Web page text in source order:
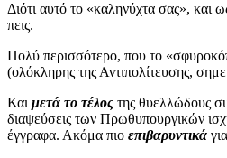
Διότι αυτό το «καληνύχτα σας», και
πεις.
Πολύ περισσότερο, που το
(ολόκληρης της Αντιπολίτευσης,
Και μετά το τέλος της θυελλώδους
διαψεύσεις των Πρωθυπουργικών
έγγραφα. Ακόμα πιο επιβαρυντικά